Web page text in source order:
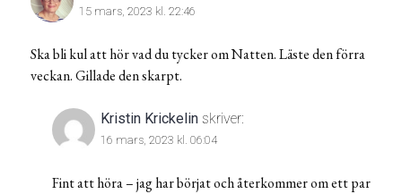
15 mars, 2023 kl. 22:46
Ska bli kul att hör vad du tycker om Natten. Läste den förra
veckan. Gillade den skarpt.
Kristin Krickelin skriver:
16 mars, 2023 kl. 06:04
Fint att höra – jag har börjat och återkommer om ett par